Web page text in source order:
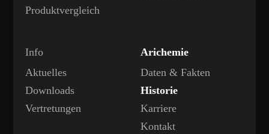
Produktvergleich
Info
Aktuelles
Downloads
Vertretungen
Arichemie
Daten & Fakten
Historie
Karriere
Kontakt